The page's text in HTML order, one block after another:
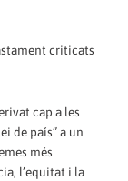
criticats
cap a les
de país” a un
més
l’equitat i la